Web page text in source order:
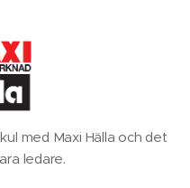
med Maxi Hälla och det
ledare.